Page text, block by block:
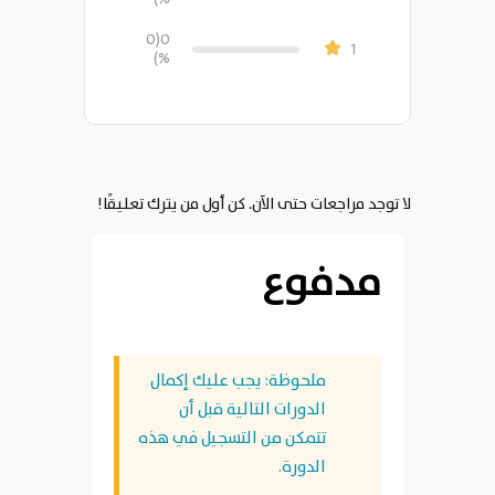
1
0
(0
%)
لا توجد مراجعات حتى الآن. كن أول من يترك تعليقًا!
مدفوع
ملحوظة: يجب عليك إكمال
الدورات التالية قبل أن
تتمكن من التسجيل في هذه
الدورة.